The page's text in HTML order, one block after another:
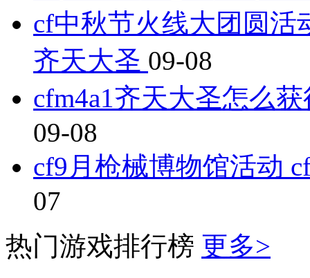
cf中秋节火线大团圆活
齐天大圣 09-08
cfm4a1齐天大圣怎么
09-08
cf9月枪械博物馆活动
07
热门游戏排行榜 更多>